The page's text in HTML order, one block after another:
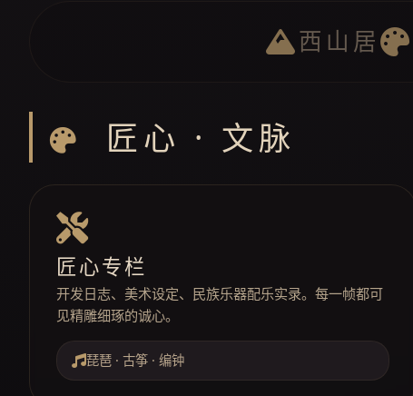
西山居
匠心 · 文脉
匠心专栏
开发日志、美术设定、民族乐器配乐实录。每一帧都可
见精雕细琢的诚心。
琵琶 · 古筝 · 编钟